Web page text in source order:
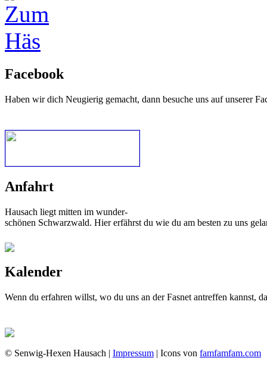
Facebook
Haben wir dich Neugierig gemacht, dann besuche uns auf unserer
Anfahrt
Hausach liegt mitten im wunder-
schönen Schwarzwald. Hier erfährst du wie du am besten zu uns
Kalender
Wenn du erfahren willst, wo du uns an der Fasnet antreffen kannst,
© Senwig-Hexen Hausach | Impressum | Icons von famfamfam.com